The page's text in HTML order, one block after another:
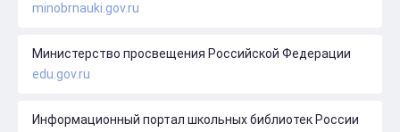
minobrnauki.gov.ru
Министерство просвещения Российской Федерации
edu.gov.ru
Информационный портал школьных библиотек России